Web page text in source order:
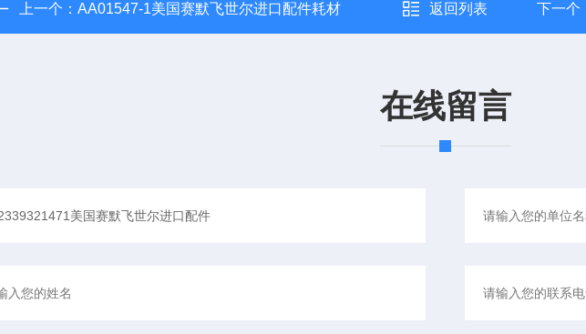
上一个： AA01547-1美国赛默飞世尔进口配件耗材 返回列表 下一个
在线留言